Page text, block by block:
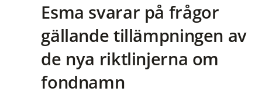
Esma svarar på frågor
gällande tillämpningen av
de nya riktlinjerna om
fondnamn